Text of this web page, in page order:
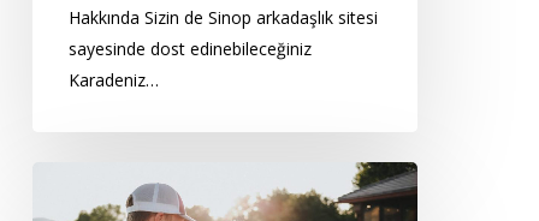
Hakkında Sizin de Sinop arkadaşlık sitesi
sayesinde dost edinebileceğiniz
Karadeniz…
Arkadaşlık